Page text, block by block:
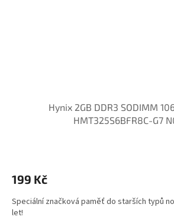
Hynix 2GB DDR3 SODIMM
HMT325S6BFR8C-G7
199 Kč
Speciální značková paměť do starších typů
let!